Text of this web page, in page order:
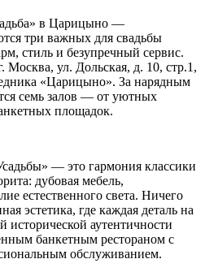
в Царицыно —
три важных для свадьбы
стиль и безупречный сервис.
Москва, ул. Дольская, д. 10, стр.1,
«Царицыно». За нарядным
семь залов — от уютных
площадок.
— это гармония классики
дубовая мебель,
естественного света. Ничего
эстетика, где каждая деталь на
исторической аутентичности
банкетным рестораном с
обслуживанием.